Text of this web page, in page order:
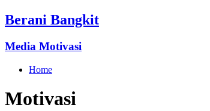
Berani Bangkit
Media Motivasi
Home
Motivasi